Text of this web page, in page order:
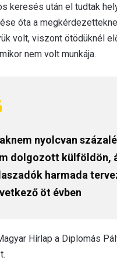
keresés után el tudtak
óta a
volt, viszont ötödüknél
nem volt munkája.
nyolcvan
dolgozott külföldön,
harmada
öt évben
Hírlap a Diplomás